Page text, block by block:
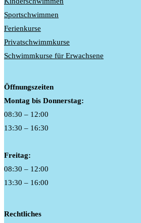
Sportschwimmen
Ferienkurse
Privatschwimmkurse
Schwimmkurse für Erwachsene
Öffnungszeiten
Montag bis Donnerstag:
08:30 – 12:00
13:30 – 16:30
Freitag:
08:30 – 12:00
13:30 – 16:00
Rechtliches